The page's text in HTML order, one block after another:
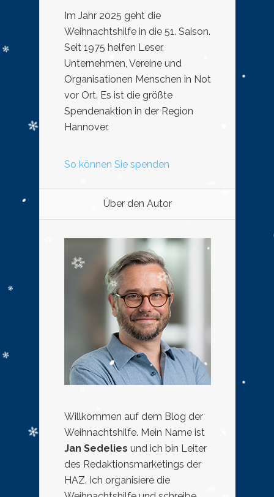
Im Jahr 2025 geht die
Weihnachtshilfe in die 51. Saison.
Seit 1975 helfen Leser,
Unternehmen, Vereine und
Organisationen Menschen in Not
vor Ort. Es ist die größte
Spendenaktion in der Region
Hannover.
So können Sie spenden
Über den Autor
Willkommen auf dem Blog der
Weihnachtshilfe. Mein Name ist
Jan Sedelies und ich bin Leiter
des Redaktionsmarketings der
HAZ. Ich organisiere die